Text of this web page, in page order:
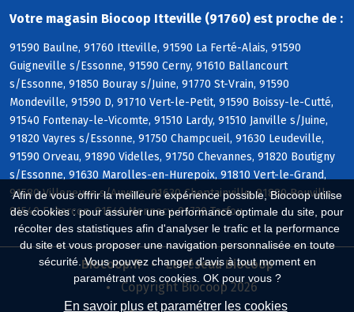
Afin de vous offrir la meilleure expérience possible, Biocoop utilise
des cookies : pour assurer une performance optimale du site, pour
récolter des statistiques afin d'analyser le trafic et la performance
du site et vous proposer une navigation personnalisée en toute
sécurité. Vous pouvez changer d'avis à tout moment en
paramétrant vos cookies. OK pour vous ?
En savoir plus et paramétrer les cookies
Votre magasin Biocoop Itteville (91760) est proche de :
91590 Baulne, 91760 Itteville, 91590 La Ferté-Alais, 91590
Guigneville s/Essonne, 91590 Cerny, 91610 Ballancourt
s/Essonne, 91850 Bouray s/Juine, 91770 St-Vrain, 91590
Mondeville, 91590 D, 91710 Vert-le-Petit, 91590 Boissy-le-Cutté,
91540 Fontenay-le-Vicomte, 91510 Lardy, 91510 Janville s/Juine,
91820 Vayres s/Essonne, 91750 Champcueil, 91630 Leudeville,
91590 Orveau, 91890 Videlles, 91750 Chevannes, 91820 Boutigny
s/Essonne, 91630 Marolles-en-Hurepoix, 91810 Vert-le-Grand,
91580 Villeneuve s/Auvers, 91630 Cheptainville, 91880 Bouville,
91540 Echarcon, 91540 Mennecy, 91730 Torfou
Biocoop.fr
Le réseau Biocoop
Copyright Biocoop 2026